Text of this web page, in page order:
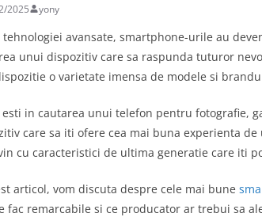
2025 yony
tehnologiei avansate, smartphone-urile au
unui dispozitiv care sa raspunda tuturor
o varietate imensa de modele si
esti in cautarea unui telefon pentru fotografie,
care sa iti ofere cea mai buna experienta
cu caracteristici de ultima generatie care iti
articol, vom discuta despre cele mai bune
fac remarcabile si ce producator ar trebui sa